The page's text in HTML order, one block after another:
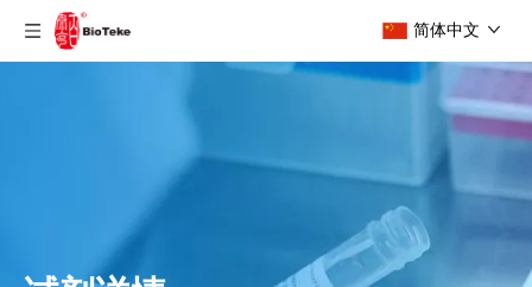
简体中文